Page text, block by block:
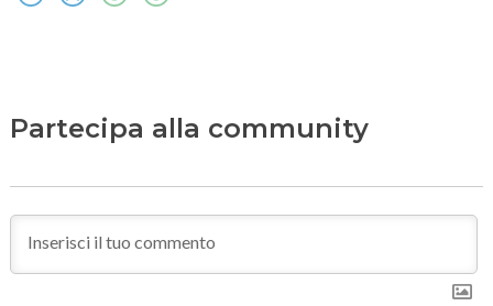
Partecipa alla community